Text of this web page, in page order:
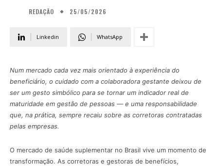
REDAÇÃO 25/05/2026
Linkedin WhatsApp
Num mercado cada vez mais orientado à experiência do
beneficiário, o cuidado com a colaboradora gestante deixou de
ser um gesto simbólico para se tornar um indicador real de
maturidade em gestão de pessoas — e uma responsabilidade
que, na prática, sempre recaiu sobre as corretoras contratadas
pelas empresas.
O mercado de saúde suplementar no Brasil vive um momento de
transformação. As corretoras e gestoras de benefícios,